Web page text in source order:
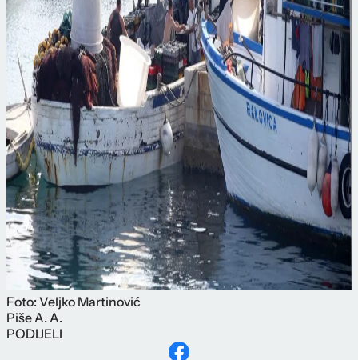
Foto: Veljko Martinović
PišeA. A.
PODIJELI